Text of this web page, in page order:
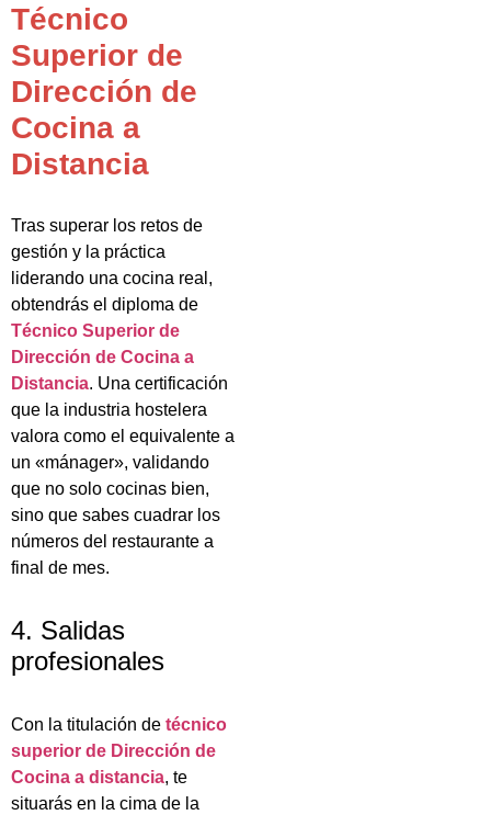
Técnico
Superior de
Dirección de
Cocina a
Distancia
Tras superar los retos de
gestión y la práctica
liderando una cocina real,
obtendrás el diploma de
Técnico Superior de
Dirección de Cocina a
Distancia. Una certificación
que la industria hostelera
valora como el equivalente a
un «mánager», validando
que no solo cocinas bien,
sino que sabes cuadrar los
números del restaurante a
final de mes.
4. Salidas
profesionales
Con la titulación de técnico
superior de Dirección de
Cocina a distancia, te
situarás en la cima de la